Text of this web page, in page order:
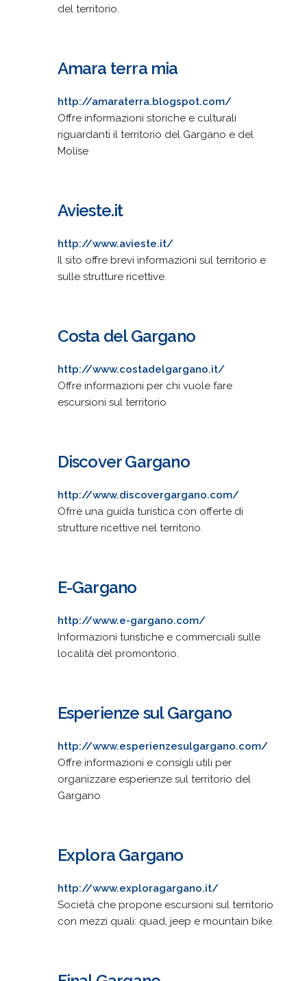
del territorio.
Amara terra mia
http://amaraterra.blogspot.com/
Offre informazioni storiche e culturali
riguardanti il territorio del Gargano e del
Molise
Avieste.it
http://www.avieste.it/
Il sito offre brevi informazioni sul territorio e
sulle strutture ricettive.
Costa del Gargano
http://www.costadelgargano.it/
Offre informazioni per chi vuole fare
escursioni sul territorio
Discover Gargano
http://www.discovergargano.com/
Ofrre una guida turistica con offerte di
strutture ricettive nel territorio.
E-Gargano
http://www.e-gargano.com/
Informazioni turistiche e commerciali sulle
località del promontorio.
Esperienze sul Gargano
http://www.esperienzesulgargano.com/
Offre informazioni e consigli utili per
organizzare esperienze sul territorio del
Gargano
Explora Gargano
http://www.exploragargano.it/
Società che propone escursioni sul territorio
con mezzi quali: quad, jeep e mountain bike.